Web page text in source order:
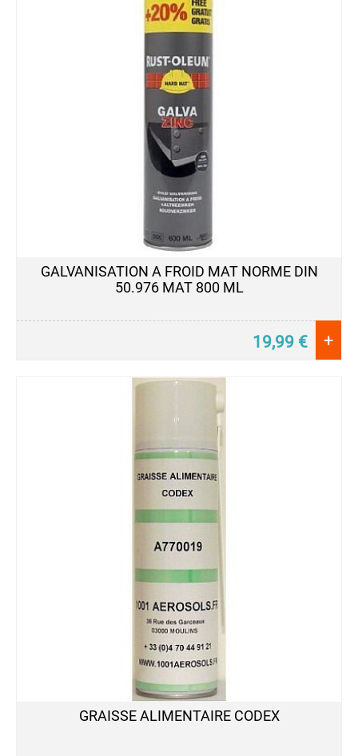
GALVANISATION A FROID MAT NORME DIN
50.976 MAT 800 ML
19,99 € +
GRAISSE ALIMENTAIRE CODEX